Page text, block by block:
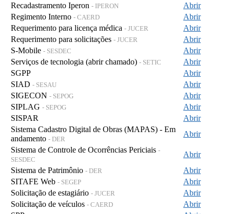
Recadastramento Iperon - IPERON
Abrir
Regimento Interno - CAERD
Abrir
Requerimento para licença médica - JUCER
Abrir
Requerimento para solicitações - JUCER
Abrir
S-Mobile - SESDEC
Abrir
Serviços de tecnologia (abrir chamado) - SETIC
Abrir
SGPP
Abrir
SIAD - SESAU
Abrir
SIGECON - SEPOG
Abrir
SIPLAG - SEPOG
Abrir
SISPAR
Abrir
Sistema Cadastro Digital de Obras (MAPAS) - Em
andamento - DER
Abrir
Sistema de Controle de Ocorrências Periciais -
SESDEC
Abrir
Sistema de Patrimônio - DER
Abrir
SITAFE Web - SEGEP
Abrir
Solicitação de estagiário - JUCER
Abrir
Solicitação de veículos - CAERD
Abrir